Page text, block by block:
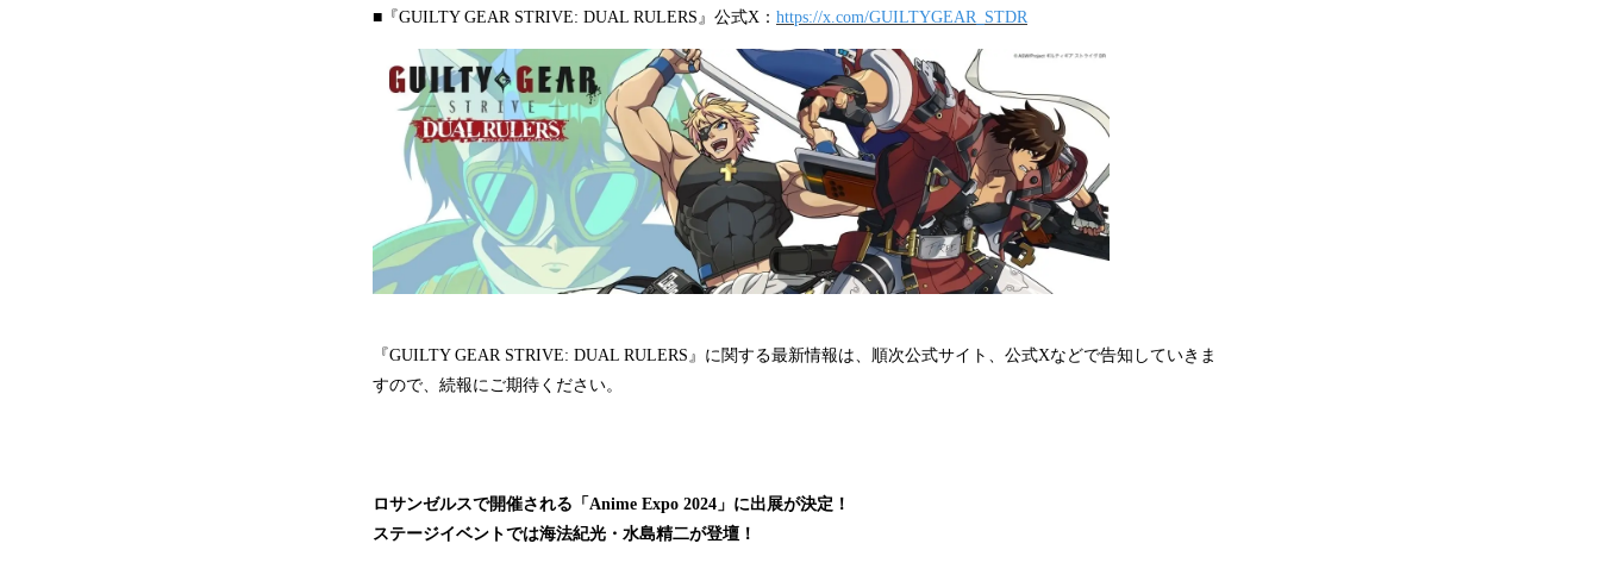
■『GUILTY GEAR STRIVE: DUAL RULERS』公式X： https://x.com/GUILTYGEAR_STDR
『GUILTY GEAR STRIVE: DUAL RULERS』に関する最新情報は、順次公式サイト、公式Xなどで告知していきま
すので、続報にご期待ください。
ロサンゼルスで開催される「Anime Expo 2024」に出展が決定！
ステージイベントでは海法紀光・水島精二が登壇！